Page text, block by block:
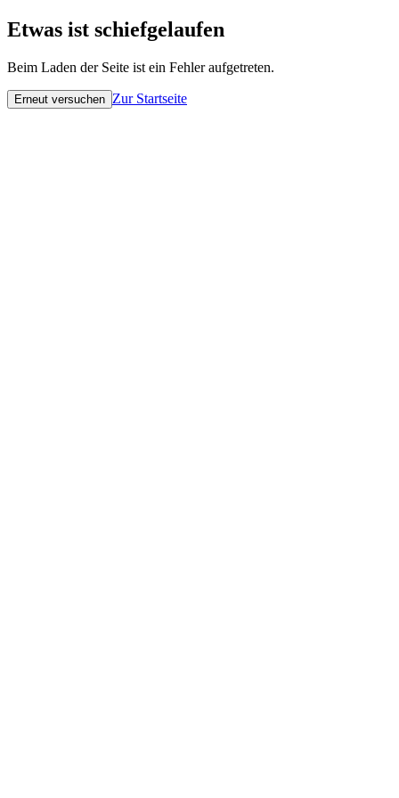
Etwas ist schiefgelaufen
Beim Laden der Seite ist ein Fehler aufgetreten.
Erneut versuchen Zur Startseite